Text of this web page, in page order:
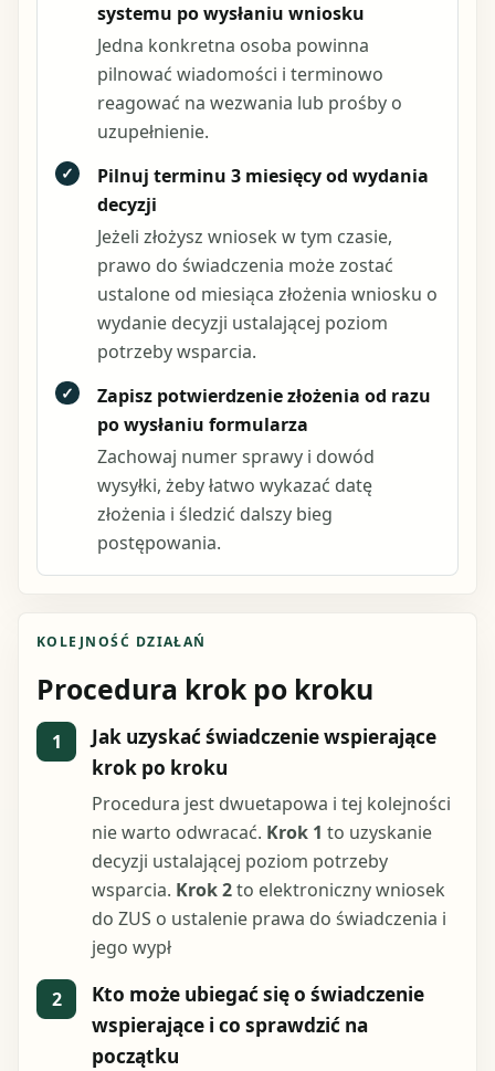
systemu po wysłaniu wniosku
Jedna konkretna osoba powinna
pilnować wiadomości i terminowo
reagować na wezwania lub prośby o
uzupełnienie.
✓
Pilnuj terminu 3 miesięcy od wydania
decyzji
Jeżeli złożysz wniosek w tym czasie,
prawo do świadczenia może zostać
ustalone od miesiąca złożenia wniosku o
wydanie decyzji ustalającej poziom
potrzeby wsparcia.
✓
Zapisz potwierdzenie złożenia od razu
po wysłaniu formularza
Zachowaj numer sprawy i dowód
wysyłki, żeby łatwo wykazać datę
złożenia i śledzić dalszy bieg
postępowania.
KOLEJNOŚĆ DZIAŁAŃ
Procedura krok po kroku
1
Jak uzyskać świadczenie wspierające
krok po kroku
Procedura jest dwuetapowa i tej kolejności
nie warto odwracać. Krok 1 to uzyskanie
decyzji ustalającej poziom potrzeby
wsparcia. Krok 2to elektroniczny wniosek
do ZUS o ustalenie prawa do świadczenia i
jego wypł
2
Kto może ubiegać się o świadczenie
wspierające i co sprawdzić na
początku